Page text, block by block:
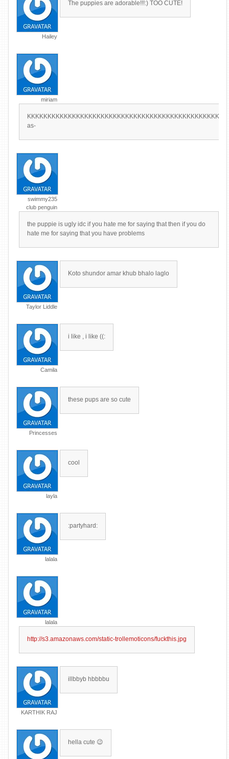
Hailey
The puppies are adorable!!!:) TOO CUTE!
miriam
as-
swimmy235
club penguin
the puppie is ugly idc if you hate me for saying that then if you do
hate me for saying that you have problems
Taylor Liddle
Koto shundor amar khub bhalo laglo
Camila
i like , i like ((:
Princesses
these pups are so cute
layla
cool
lalala
:partyhard:
lalala
http://s3.amazonaws.com/static-trollemoticons/fuckthis.jpg
KARTHIK RAJ
illbbyb hbbbbu
hella cute 😉